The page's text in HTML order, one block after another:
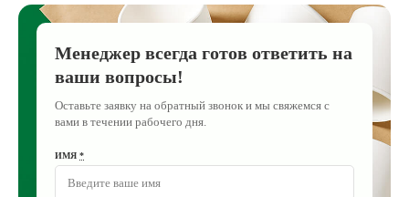
Менеджер всегда готов ответить на
ваши вопросы!
Оставьте заявку на обратный звонок и мы свяжемся с
вами в течении рабочего дня.
ИМЯ *